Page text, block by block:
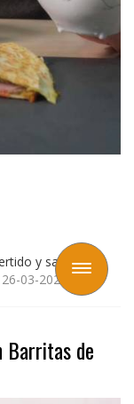
Toggle
navigation
y saludable:
26-03-2024
Barritas de